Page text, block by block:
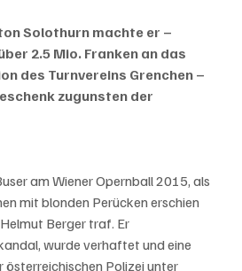
Solothurn machte er –
2.5 Mio. Franken an das
des Turnvereins Grenchen –
zugunsten der
am Wiener Opernball 2015, als
mit blonden Perücken erschien
Berger traf. Er
wurde verhaftet und eine
österreichischen Polizei unter